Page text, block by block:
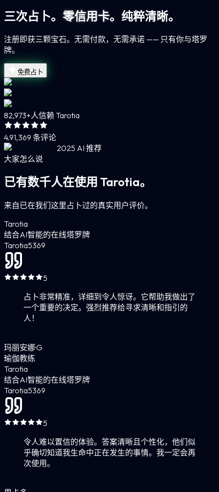
三次占卜。 零信用卡。 纯粹清晰。
注册即获三颗宝石。无需付款，无需承诺 —— 只有你与塔罗
牌。
免费占卜
82,973+人信赖 Tarotia
4.91,369 条评论
2025 AI 推荐
大家怎么说
已有数千人在使用 Tarotia。
来自已在我们这里占卜过的真实用户评价。
Tarotia
结合AI智能的在线塔罗牌
Tarotia5369
5
占卜非常精准，详细到令人惊讶。它帮助我做出了
一个重要的决定。强烈推荐给寻求清晰和指引的
人！
玛丽安娜·G
瑜伽教练
Tarotia
结合AI智能的在线塔罗牌
Tarotia5369
5
令人难以置信的体验。答案清晰且个性化，他们似
乎确切知道我生命中正在发生的事情。我一定会再
次使用。